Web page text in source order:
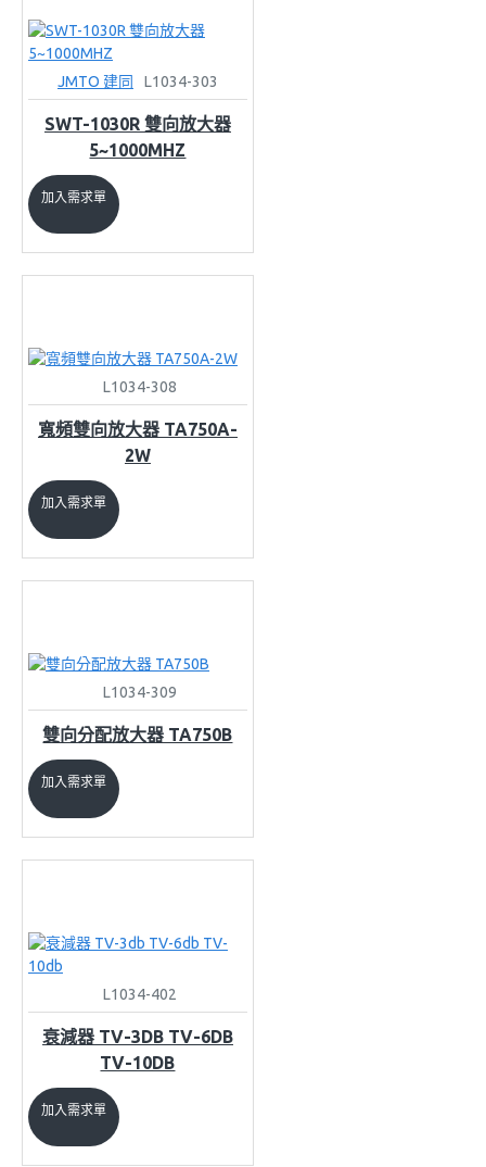
JMTO 建同 L1034-303
SWT-1030R 雙向放大器
5~1000MHZ
加入需求單
L1034-308
寬頻雙向放大器 TA750A-
2W
加入需求單
L1034-309
雙向分配放大器 TA750B
加入需求單
L1034-402
衰減器 TV-3DB TV-6DB
TV-10DB
加入需求單